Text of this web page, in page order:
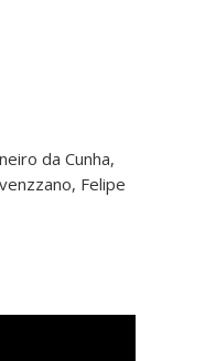
da Cunha,
Felipe